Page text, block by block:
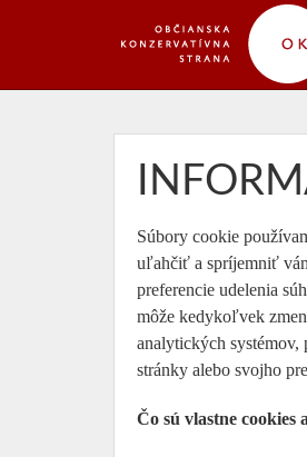
Súbory cookie
uľahčiť a spríjemniť
preferencie udelenia
môže kedykoľvek
analytických systémov,
stránky alebo svojho
Čo sú vlastne cookies